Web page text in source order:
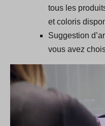
tous les
et coloris
Suggestion
vous avez